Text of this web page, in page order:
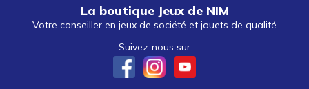
La boutique Jeux de NIM
Votre conseiller en jeux de société et jouets de qualité
Suivez-nous sur